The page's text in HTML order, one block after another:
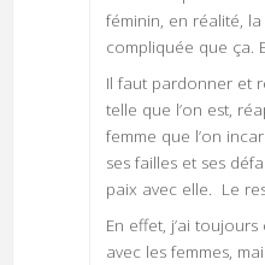
féminin, en réalité, la
compliquée que ça.
Il faut pardonner et
telle que l’on est,
femme que l’on
ses failles et ses
paix avec elle. Le
En effet, j’ai
avec les femmes,